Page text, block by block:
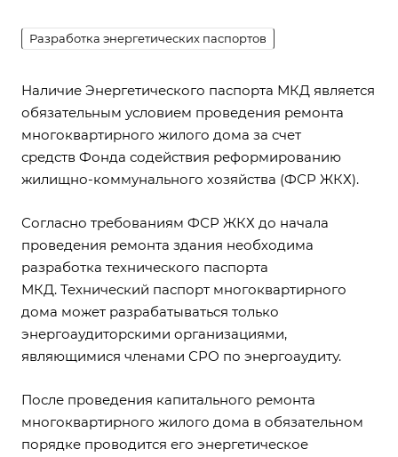
Разработка энергетических паспортов
Наличие Энергетического паспорта МКД является
обязательным условием проведения ремонта
многоквартирного жилого дома за счет
средств Фонда содействия реформированию
жилищно-коммунального хозяйства (ФСР ЖКХ).
Согласно требованиям ФСР ЖКХ до начала
проведения ремонта здания необходима
разработка технического паспорта
МКД. Технический паспорт многоквартирного
дома может разрабатываться только
энергоаудиторскими организациями,
являющимися членами СРО по энергоаудиту.
После проведения капитального ремонта
многоквартирного жилого дома в обязательном
порядке проводится его энергетическое